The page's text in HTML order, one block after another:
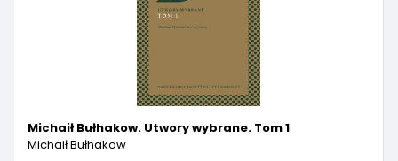
Michaił Bułhakow. Utwory wybrane. Tom 1
Michaił Bułhakow